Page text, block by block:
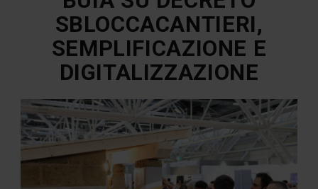
SBLOCCACANTIERI,
SEMPLIFICAZIONE E
DIGITALIZZAZIONE